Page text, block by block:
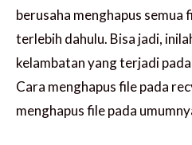
berusaha menghapus semua
terlebih dahulu. Bisa jadi,
kelambatan yang terjadi
Cara menghapus file pada
menghapus file pada